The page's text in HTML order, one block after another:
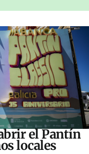
el Pantín
locales